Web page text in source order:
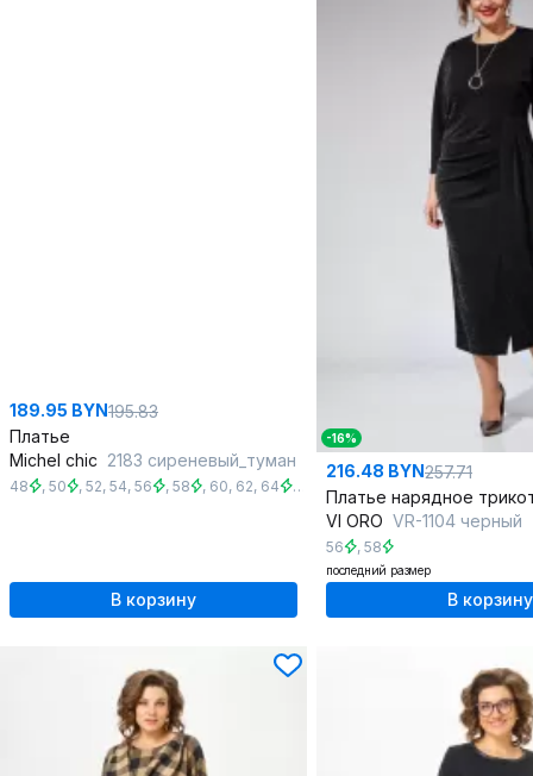
189.95 BYN195.83
Платье
Michel chic 2183 сиреневый_туман
48 , 50 , 52, 54, 56 , 58 , 60, 62, 64 ,66 68
В корзину
-16%
216.48 BYN257.71
VI ORO VR-1104 черный
56 , 58
последний размер
В корзину